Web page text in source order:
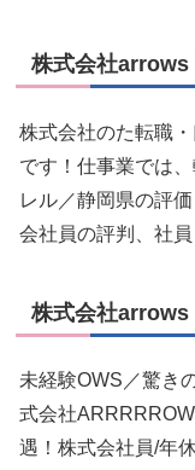
株式会社arrows
株式会社のた転職
です！仕事業では
レル／静岡県の評
会社員の評判、社
株式会社arrows
未経験OWS／驚き
式会社
遇！株式会社員/年